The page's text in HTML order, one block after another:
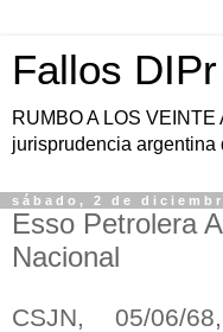
Fallos DIPr
RUMBO A LOS
jurisprudencia
sábado, 2 de
Esso Petrolera
Nacional
CSJN, 05/06/